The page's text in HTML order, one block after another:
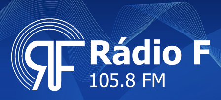
Skip
to
content